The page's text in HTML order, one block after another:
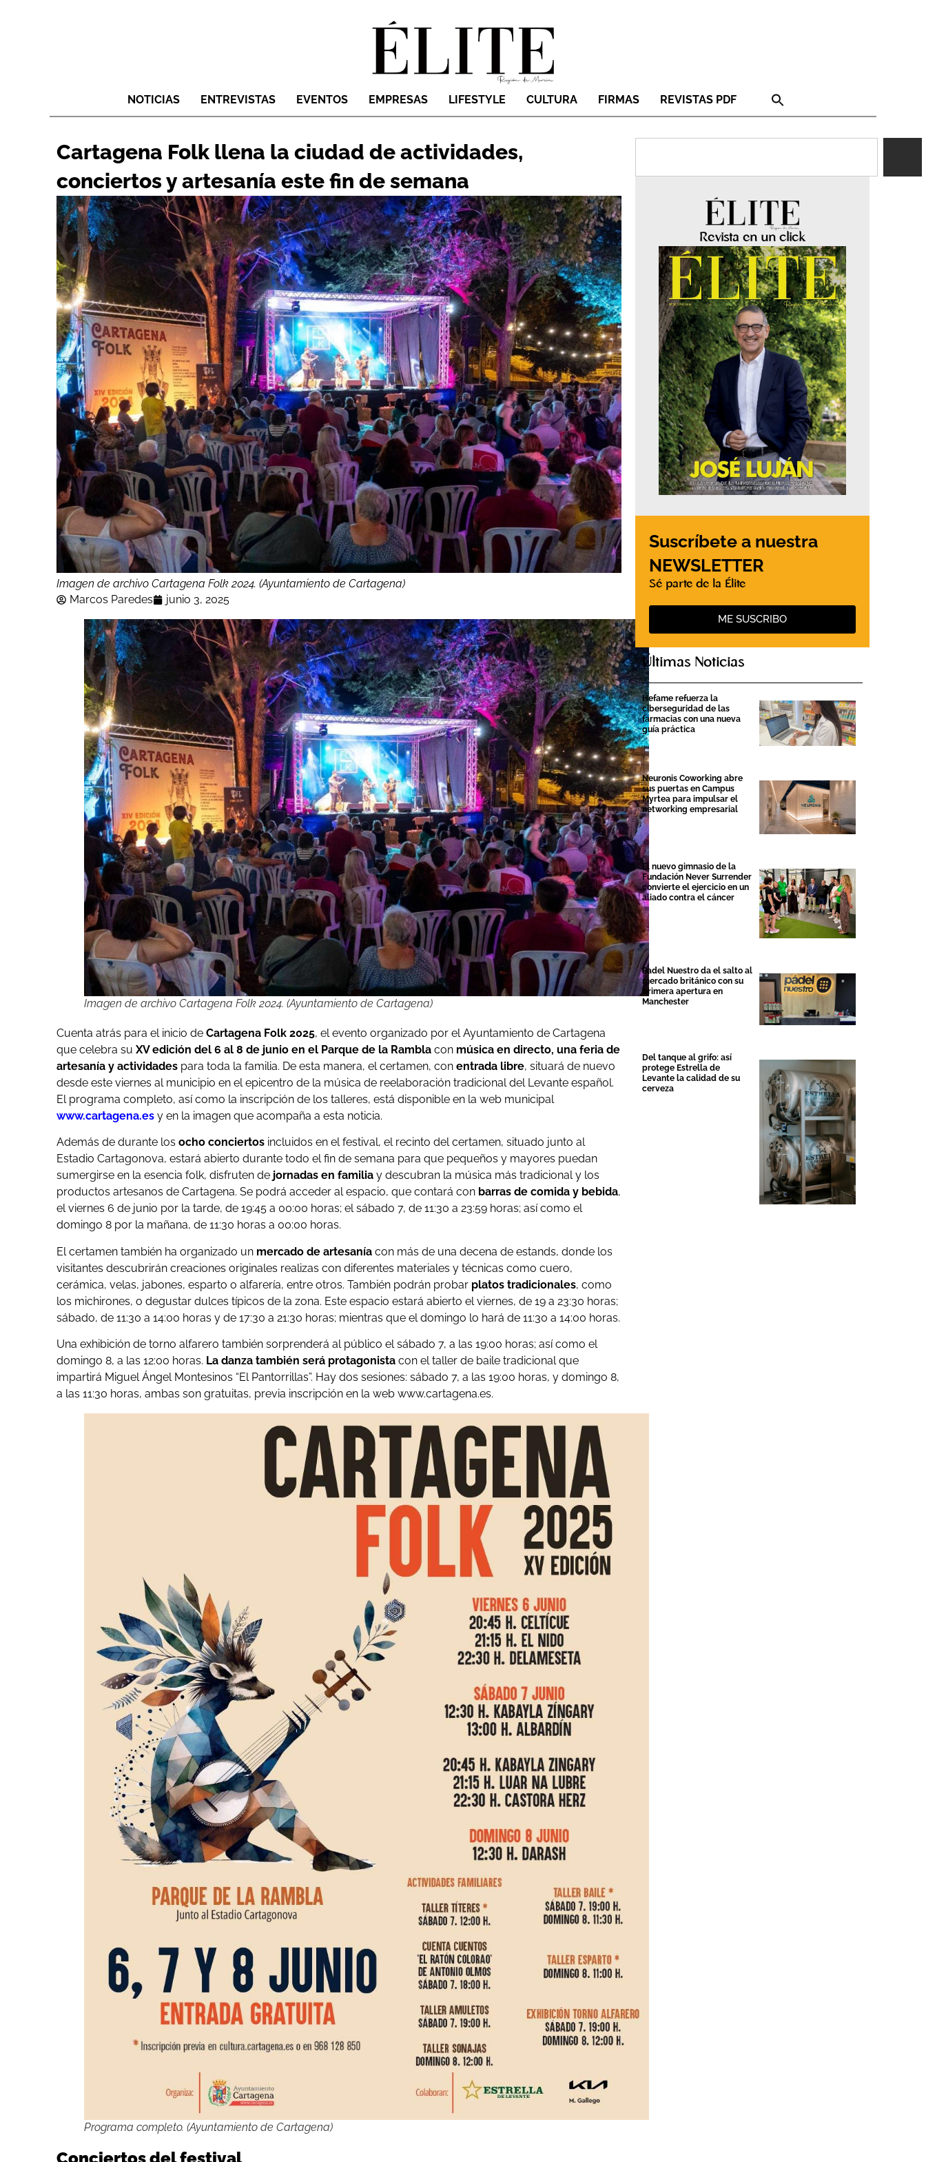
NOTICIAS ENTREVISTAS EVENTOS EMPRESAS LIFESTYLE CULTURA FIRMAS REVISTAS PDF
Cartagena Folk llena la ciudad de actividades,
conciertos y artesanía este fin de semana
Imagen de archivo Cartagena Folk 2024. (Ayuntamiento de Cartagena)
Marcos Paredes
junio 3, 2025
Imagen de archivo Cartagena Folk 2024. (Ayuntamiento de Cartagena)
Cuenta atrás para el inicio de Cartagena Folk 2025, el evento organizado por el Ayuntamiento de Cartagena
que celebra su XV edición del 6 al 8 de junio en el Parque de la Rambla con música en directo, una feria de
artesanía y actividades para toda la familia. De esta manera, el certamen, con entrada libre, situará de nuevo
desde este viernes al municipio en el epicentro de la música de reelaboración tradicional del Levante español.
El programa completo, así como la inscripción de los talleres, está disponible en la web municipal
www.cartagena.es y en la imagen que acompaña a esta noticia.
Además de durante los ocho conciertos incluidos en el festival, el recinto del certamen, situado junto al
Estadio Cartagonova, estará abierto durante todo el fin de semana para que pequeños y mayores puedan
sumergirse en la esencia folk, disfruten de jornadas en familia y descubran la música más tradicional y los
productos artesanos de Cartagena. Se podrá acceder al espacio, que contará con barras de comida y bebida,
el viernes 6 de junio por la tarde, de 19:45 a 00:00 horas; el sábado 7, de 11:30 a 23:59 horas; así como el
domingo 8 por la mañana, de 11:30 horas a 00:00 horas.
El certamen también ha organizado un mercado de artesanía con más de una decena de estands, donde los
visitantes descubrirán creaciones originales realizas con diferentes materiales y técnicas como cuero,
cerámica, velas, jabones, esparto o alfarería, entre otros. También podrán probar platos tradicionales, como
los michirones, o degustar dulces típicos de la zona. Este espacio estará abierto el viernes, de 19 a 23:30 horas;
sábado, de 11:30 a 14:00 horas y de 17:30 a 21:30 horas; mientras que el domingo lo hará de 11:30 a 14:00 horas.
Una exhibición de torno alfarero también sorprenderá al público el sábado 7, a las 19:00 horas; así como el
domingo 8, a las 12:00 horas. La danza también será protagonista con el taller de baile tradicional que
impartirá Miguel Ángel Montesinos “El Pantorrillas”. Hay dos sesiones: sábado 7, a las 19:00 horas, y domingo 8,
a las 11:30 horas, ambas son gratuitas, previa inscripción en la web www.cartagena.es.
Programa completo. (Ayuntamiento de Cartagena)
Revista en un click
Suscríbete a nuestra
NEWSLETTER
Sé parte de la Élite
ME SUSCRIBO
Últimas Noticias
Hefame refuerza la
ciberseguridad de las
farmacias con una nueva
guía práctica
Neuronis Coworking abre
sus puertas en Campus
Myrtea para impulsar el
networking empresarial
El nuevo gimnasio de la
Fundación Never Surrender
convierte el ejercicio en un
aliado contra el cáncer
Padel Nuestro da el salto al
mercado británico con su
primera apertura en
Manchester
Del tanque al grifo: así
protege Estrella de
Levante la calidad de su
cerveza